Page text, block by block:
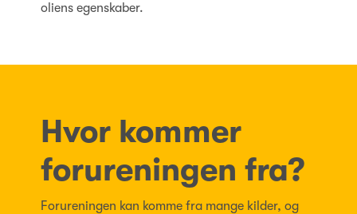
oliens egenskaber.
Hvor kommer
forureningen fra?
Forureningen kan komme fra mange kilder, og